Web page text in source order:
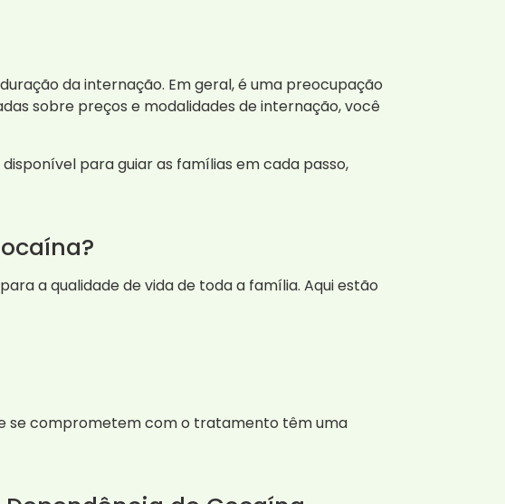
da internação. Em geral, é uma preocupação
sobre preços e modalidades de internação, você
para guiar as famílias em cada passo,
a qualidade de vida de toda a família. Aqui estão
se comprometem com o tratamento têm uma